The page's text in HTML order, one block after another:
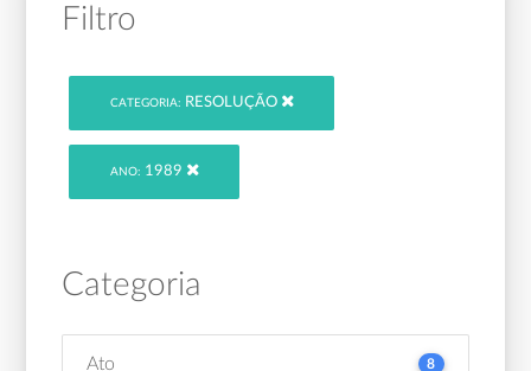
Filtro
CATEGORIA: RESOLUÇÃO
ANO: 1989
Categoria
Ato 8